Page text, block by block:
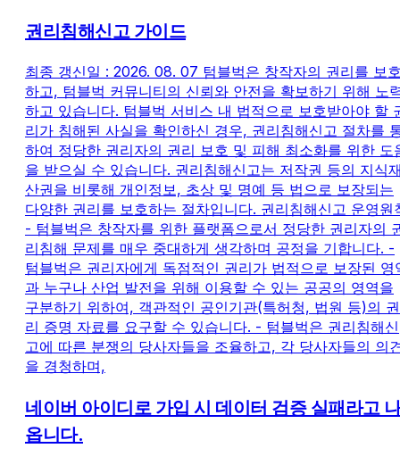
권리침해신고 가이드
최종 갱신일 : 2026. 08. 07 텀블벅은 창작자의 권리를 보
하고, 텀블벅 커뮤니티의 신뢰와 안전을 확보하기 위해 노
하고 있습니다. 텀블벅 서비스 내 법적으로 보호받아야 할
리가 침해된 사실을 확인하신 경우, 권리침해신고 절차를
하여 정당한 권리자의 권리 보호 및 피해 최소화를 위한 도
을 받으실 수 있습니다. 권리침해신고는 저작권 등의 지식
산권을 비롯해 개인정보, 초상 및 명예 등 법으로 보장되는
다양한 권리를 보호하는 절차입니다. 권리침해신고 운영원
- 텀블벅은 창작자를 위한 플랫폼으로서 정당한 권리자의
리침해 문제를 매우 중대하게 생각하며 공정을 기합니다. -
텀블벅은 권리자에게 독점적인 권리가 법적으로 보장된 영
과 누구나 산업 발전을 위해 이용할 수 있는 공공의 영역을
구분하기 위하여, 객관적인 공인기관(특허청, 법원 등)의 권
리 증명 자료를 요구할 수 있습니다. - 텀블벅은 권리침해신
고에 따른 분쟁의 당사자들을 조율하고, 각 당사자들의 의
을 경청하며,
네이버 아이디로 가입 시 데이터 검증 실패라고
옵니다.